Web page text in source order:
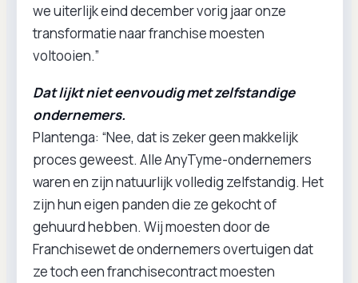
we uiterlijk eind december vorig jaar onze
transformatie naar franchise moesten
voltooien.”
Dat lijkt niet eenvoudig met zelfstandige
ondernemers.
Plantenga: “Nee, dat is zeker geen makkelijk
proces geweest. Alle AnyTyme-ondernemers
waren en zijn natuurlijk volledig zelfstandig. Het
zijn hun eigen panden die ze gekocht of
gehuurd hebben. Wij moesten door de
Franchisewet de ondernemers overtuigen dat
ze toch een franchisecontract moesten